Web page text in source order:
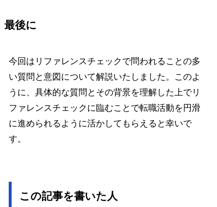
最後に
今回はリファレンスチェックで問われることの多
い質問と意図について解説いたしました。このよ
うに、具体的な質問とその背景を理解した上でリ
ファレンスチェックに臨むことで転職活動を円滑
に進められるように活かしてもらえると幸いで
す。
この記事を書いた人